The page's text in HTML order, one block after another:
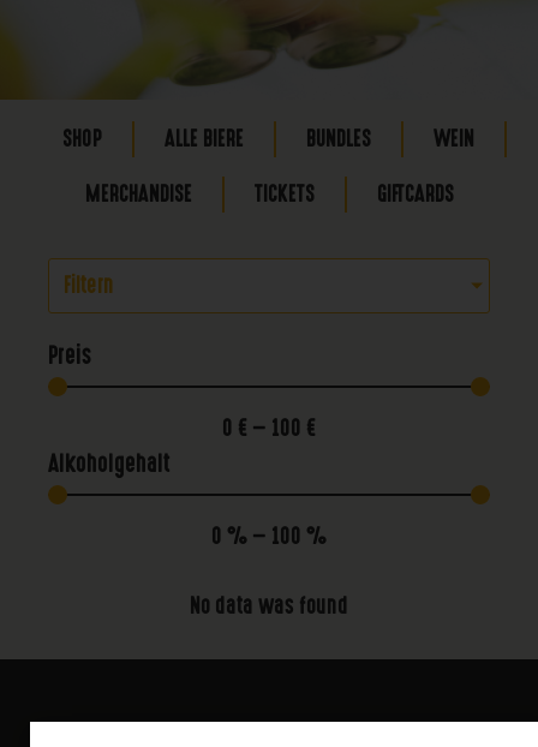
SHOP ALLE BIERE BUNDLES WEIN
MERCHANDISE TICKETS GIFTCARDS
Filtern
Preis
0 € — 100 €
Alkoholgehalt
0 % — 100 %
No data was found